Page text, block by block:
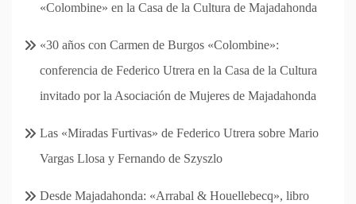
«Colombine» en la Casa de la Cultura de Majadahonda
«30 años con Carmen de Burgos «Colombine»:
conferencia de Federico Utrera en la Casa de la Cultura
invitado por la Asociación de Mujeres de Majadahonda
Las «Miradas Furtivas» de Federico Utrera sobre Mario
Vargas Llosa y Fernando de Szyszlo
Desde Majadahonda: «Arrabal & Houellebecq», libro